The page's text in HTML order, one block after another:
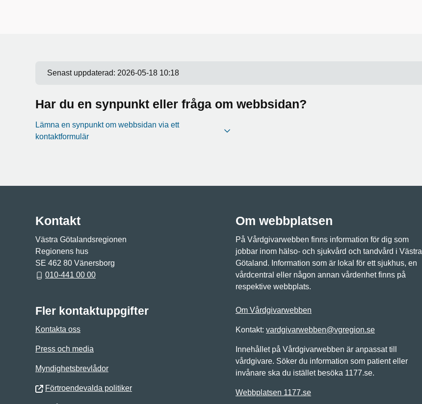
Senast uppdaterad: 2026-05-18 10:18
Har du en synpunkt eller fråga om webbsidan?
Lämna en synpunkt om webbsidan via ett
kontaktformulär
Kontakt
Västra Götalandsregionen
Regionens hus
SE 462 80 Vänersborg
010-441 00 00
Fler kontaktuppgifter
Kontakta oss
Press och media
Myndighetsbrevlådor
Förtroendevalda politiker
Om webbplatsen
På Vårdgivarwebben finns information för dig som
jobbar inom hälso- och sjukvård och tandvård i Västra
Götaland. Information som är lokal för ett sjukhus, en
vårdcentral eller någon annan vårdenhet finns på
respektive webbplats.
Om Vårdgivarwebben
Kontakt: vardgivarwebben@vgregion.se
Innehållet på Vårdgivarwebben är anpassat till
vårdgivare. Söker du information som patient eller
invånare ska du istället besöka 1177.se.
Webbplatsen 1177.se